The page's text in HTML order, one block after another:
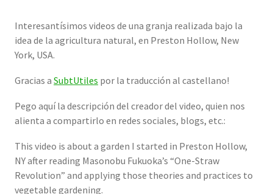
Interesantísimos videos de una granja realizada bajo la
idea de la agricultura natural, en Preston Hollow, New
York, USA.
Gracias a SubtUtiles por la traducción al castellano!
Pego aquí la descripción del creador del video, quien nos
alienta a compartirlo en redes sociales, blogs, etc.:
This video is about a garden I started in Preston Hollow,
NY after reading Masonobu Fukuoka’s “One-Straw
Revolution” and applying those theories and practices to
vegetable gardening.